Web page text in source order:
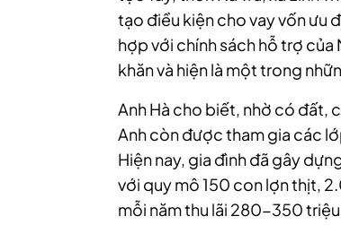
tạo điều kiện cho vay vốn ưu
hợp với chính sách hỗ trợ
khăn và hiện là một trong
Anh Hà cho biết, nhờ có đất,
Anh còn được tham gia các
Hiện nay, gia đình đã gây
với quy mô 150 con lợn thịt,
mỗi năm thu lãi 280-350